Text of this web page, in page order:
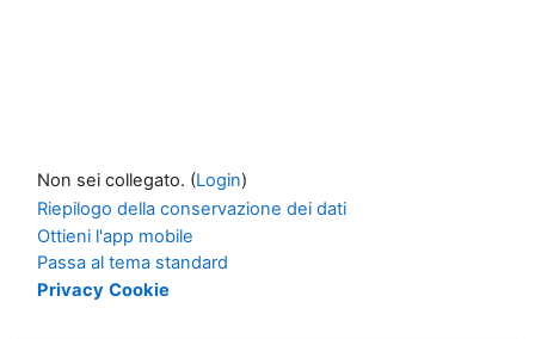
Non sei collegato. (Login)
Riepilogo della conservazione dei dati
Ottieni l'app mobile
Passa al tema standard
Privacy Cookie